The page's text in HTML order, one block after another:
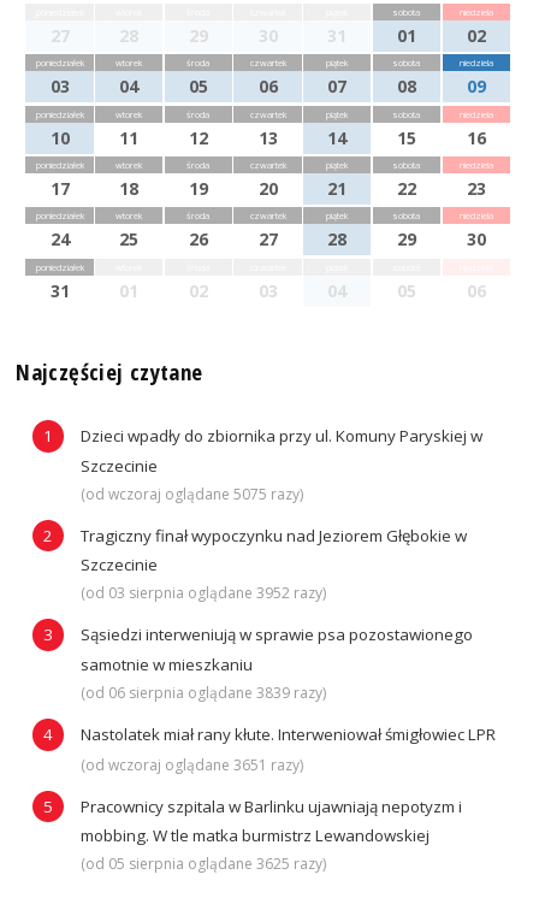
27 28 29 30 31
sobota
01
niedziela
02
poniedziałek
03
wtorek
04
środa
05
czwartek
06
piątek
07
sobota
08
niedziela
09
poniedziałek
10
wtorek
11
środa
12
czwartek
13
piątek
14
sobota
15
niedziela
16
poniedziałek
17
wtorek
18
środa
19
czwartek
20
piątek
21
sobota
22
niedziela
23
poniedziałek
24
wtorek
25
środa
26
czwartek
27
piątek
28
sobota
29
niedziela
30
poniedziałek
31 01 02 03 04 05 06
Najczęściej czytane
Dzieci wpadły do zbiornika przy ul. Komuny Paryskiej w
Szczecinie
(od wczoraj oglądane 5075 razy)
Tragiczny finał wypoczynku nad Jeziorem Głębokie w
Szczecinie
(od 03 sierpnia oglądane 3952 razy)
Sąsiedzi interweniują w sprawie psa pozostawionego
samotnie w mieszkaniu
(od 06 sierpnia oglądane 3839 razy)
Nastolatek miał rany kłute. Interweniował śmigłowiec LPR
(od wczoraj oglądane 3651 razy)
Pracownicy szpitala w Barlinku ujawniają nepotyzm i
mobbing. W tle matka burmistrz Lewandowskiej
(od 05 sierpnia oglądane 3625 razy)